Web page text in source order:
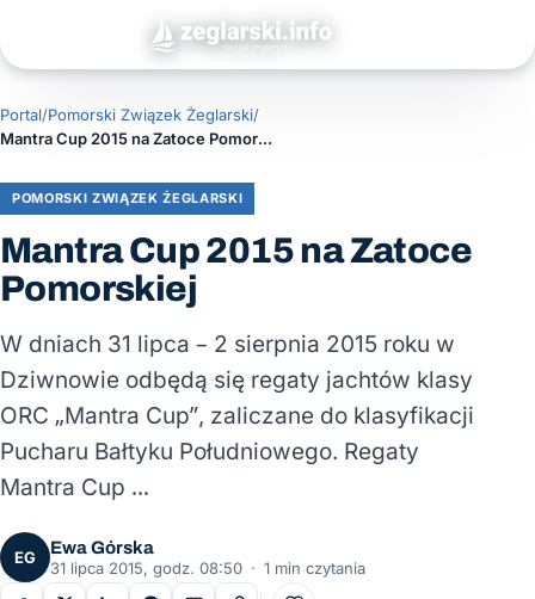
Portal/Pomorski Związek Żeglarski/
Mantra Cup 2015 na Zatoce Pomorskiej
POMORSKI ZWIĄZEK ŻEGLARSKI
Mantra Cup 2015 na Zatoce
Pomorskiej
W dniach 31 lipca – 2 sierpnia 2015 roku w
Dziwnowie odbędą się regaty jachtów klasy
ORC „Mantra Cup”, zaliczane do klasyfikacji
Pucharu Bałtyku Południowego. Regaty
Mantra Cup …
EG
Ewa Górska
31 lipca 2015, godz. 08:50 · 1 min czytania